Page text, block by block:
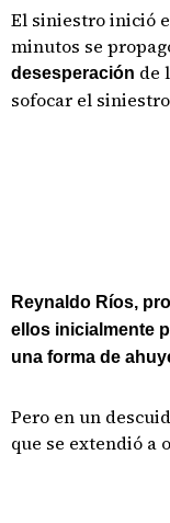
El siniestro inició
minutos se
desesperación de
sofocar el
Reynaldo Ríos,
ellos inicialmente
una forma de
Pero en un
que se extendió a